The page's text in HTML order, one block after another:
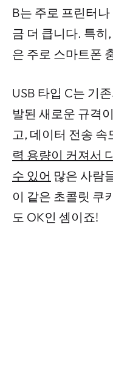
B는 주로 프린터
금 더 큽니다. 특히
은 주로 스마트폰
USB 타입 C는 기
발된 새로운 규격
고, 데이터 전송
력 용량이 커져서
수 있어 많은 사람
이 같은 초콜릿 쿠
도 OK인 셈이죠!